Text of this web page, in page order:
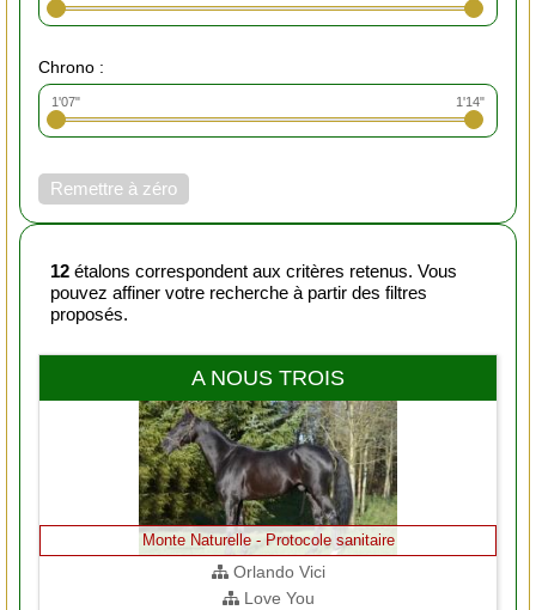
Chrono :
1'07" 1'14"
Remettre à zéro
12 étalons correspondent aux critères retenus. Vous
pouvez affiner votre recherche à partir des filtres
proposés.
A NOUS TROIS
Monte Naturelle - Protocole sanitaire
Orlando Vici
Love You